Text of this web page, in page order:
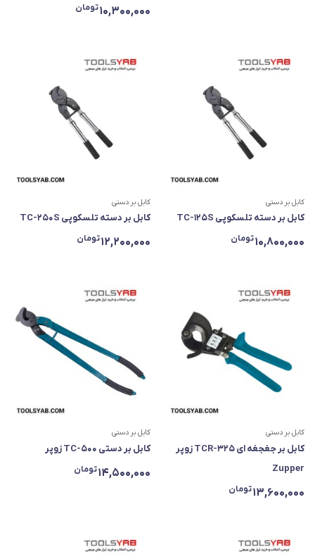
10,300,000تومان
کابل بر دستی
کابل بر دسته تلسکوپی TC-125S
10,800,000تومان
کابل بر دستی
کابل بر دسته تلسکوپی TC-250S
12,200,000تومان
کابل بر دستی
کابل بر جغجغه ای TCR-325 زوپر
Zupper
13,600,000تومان
کابل بر دستی
کابل بر دستی TC-500 زوپر
14,500,000تومان